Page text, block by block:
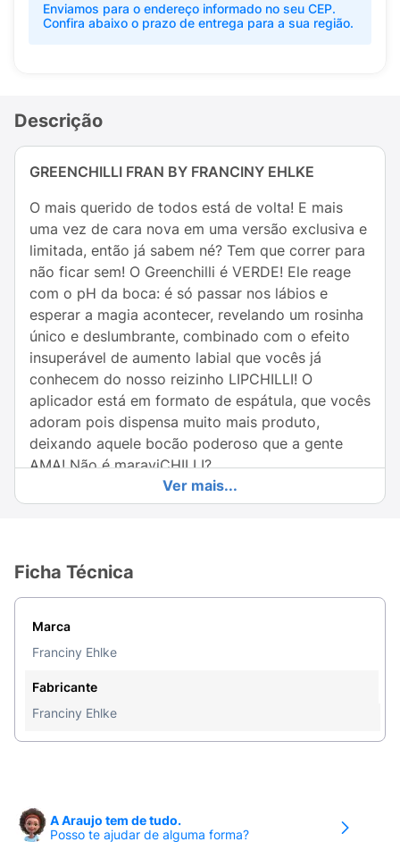
Enviamos para o endereço informado no seu CEP.
Confira abaixo o prazo de entrega para a sua região.
Descrição
GREENCHILLI FRAN BY FRANCINY EHLKE
O mais querido de todos está de volta! E mais
uma vez de cara nova em uma versão exclusiva e
limitada, então já sabem né? Tem que correr para
não ficar sem! O Greenchilli é VERDE! Ele reage
com o pH da boca: é só passar nos lábios e
esperar a magia acontecer, revelando um rosinha
único e deslumbrante, combinado com o efeito
insuperável de aumento labial que vocês já
conhecem do nosso reizinho LIPCHILLI! O
aplicador está em formato de espátula, que vocês
adoram pois dispensa muito mais produto,
deixando aquele bocão poderoso que a gente
AMA! Não é maraviCHILLI?
O GLOSS GREENCHILLI É VERDE E MUDA DE
Aplique diretamente nos lábios conforme
pincel
Manter fora do alcance das crianças. Em caso de
Ver mais...
Ficha Técnica
Marca
Franciny Ehlke
Fabricante
Franciny Ehlke
A Araujo tem de tudo.
Posso te ajudar de alguma forma?